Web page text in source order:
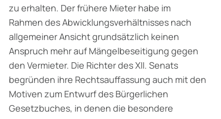
zu erhalten. Der frühere Mieter habe im
Rahmen des Abwicklungsverhältnisses nach
allgemeiner Ansicht grundsätzlich keinen
Anspruch mehr auf Mängelbeseitigung gegen
den Vermieter. Die Richter des XII. Senats
begründen ihre Rechtsauffassung auch mit den
Motiven zum Entwurf des Bürgerlichen
Gesetzbuches, in denen die besondere